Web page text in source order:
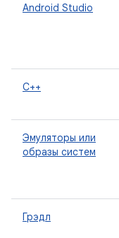
Android Studio
C++
Эмуляторы или
образы систем
Грэдл